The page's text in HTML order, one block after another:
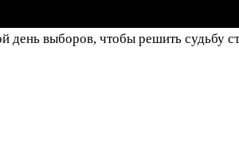
день выборов, чтобы решить судьбу